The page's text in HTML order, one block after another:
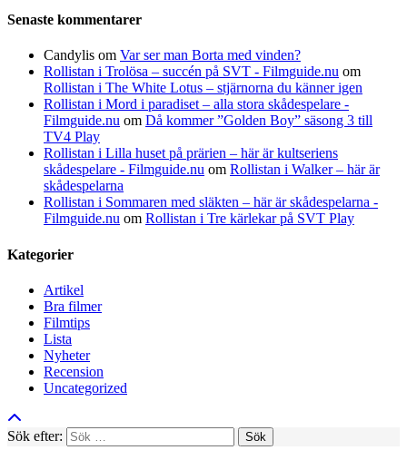
Senaste kommentarer
Candylis om Var ser man Borta med vinden?
Rollistan i Trolösa – succén på SVT - Filmguide.nu om
Rollistan i The White Lotus – stjärnorna du känner igen
Rollistan i Mord i paradiset – alla stora skådespelare -
Filmguide.nu om Då kommer ”Golden Boy” säsong 3 till
TV4 Play
Rollistan i Lilla huset på prärien – här är kultseriens
skådespelare - Filmguide.nu om Rollistan i Walker – här är
skådespelarna
Rollistan i Sommaren med släkten – här är skådespelarna -
Filmguide.nu om Rollistan i Tre kärlekar på SVT Play
Kategorier
Artikel
Bra filmer
Filmtips
Lista
Nyheter
Recension
Uncategorized
Sök efter: